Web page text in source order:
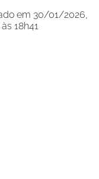
em 30/01/2026,
18h41